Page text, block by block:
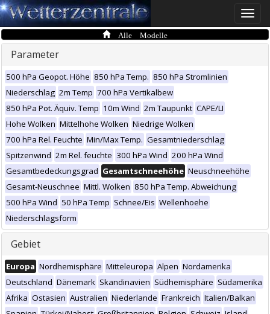
Toggle
Alle Modelle
Parameter
500 hPa Geopot. Höhe 850 hPa Temp. 850 hPa Stromlinien
Niederschlag 2m Temp 700 hPa Vertikalbew
850 hPa Pot. Äquiv. Temp 10m Wind 2m Taupunkt CAPE/LI
Hohe Wolken Mittelhohe Wolken Niedrige Wolken
700 hPa Rel. Feuchte Min/Max Temp. Gesamtniederschlag
Spitzenwind 2m Rel. feuchte 300 hPa Wind 200 hPa Wind
Gesamtbedeckungsgrad Gesamtschneehöhe Neuschneehöhe
Gesamt-Neuschnee Mittl. Wolken 850 hPa Temp. Abweichung
500 hPa Wind 50 hPa Temp Schnee/Eis Wellenhoehe
Niederschlagsform
Gebiet
Europa Nordhemisphäre Mitteleuropa Alpen Nordamerika
Deutschland Dänemark Skandinavien Südhemisphäre Südamerika
Afrika Ostasien Australien Niederlande Frankreich Italien/Balkan